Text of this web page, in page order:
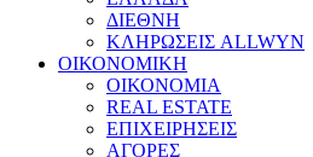
ΔΙΕΘΝΗ
ΚΛΗΡΩΣΕΙΣ ALLWYN
ΟΙΚΟΝΟΜΙΚΗ
ΟΙΚΟΝΟΜΙΑ
REAL ESTATE
ΕΠΙΧΕΙΡΗΣΕΙΣ
ΑΓΟΡΕΣ